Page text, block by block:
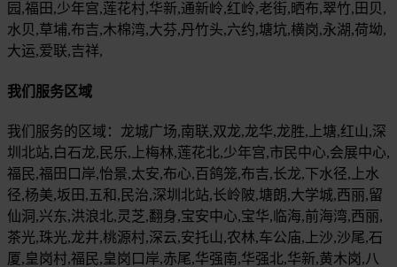
园,福田,少年宫,莲花村,华新,通新岭,红岭,老街,晒布,翠竹,田贝,
水贝,草埔,布吉,木棉湾,大芬,丹竹头,六约,塘坑,横岗,永湖,荷坳,
大运,爱联,吉祥,
我们服务区域
我们服务的区域：龙城广场,南联,双龙,龙华,龙胜,上塘,红山,深
圳北站,白石龙,民乐,上梅林,莲花北,少年宫,市民中心,会展中心,
福民,福田口岸,怡景,太安,布心,百鸽笼,布吉,长龙,下水径,上水
径,杨美,坂田,五和,民治,深圳北站,长岭陂,塘朗,大学城,西丽,留
仙洞,兴东,洪浪北,灵芝,翻身,宝安中心,宝华,临海,前海湾,西丽,
茶光,珠光,龙井,桃源村,深云,安托山,农林,车公庙,上沙,沙尾,石
厦,皇岗村,福民,皇岗口岸,赤尾,华强南,华强北,华新,黄木岗,八